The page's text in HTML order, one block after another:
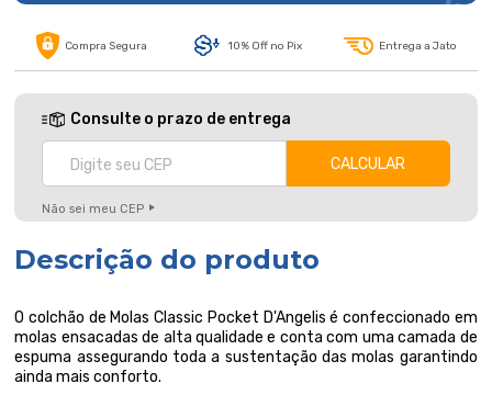
Compra Segura 10% Off no Pix Entrega a Jato
Consulte o prazo de entrega
Não sei meu CEP
Descrição do produto
O colchão de Molas Classic Pocket D'Angelis é confeccionado em
molas ensacadas de alta qualidade e conta com uma camada de
espuma assegurando toda a sustentação das molas garantindo
ainda mais conforto.